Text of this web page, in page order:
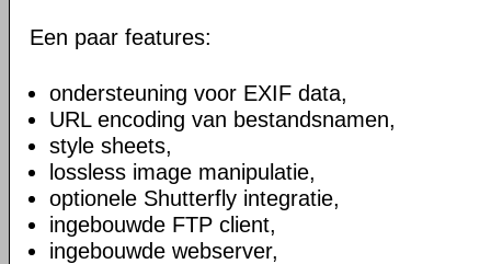
Een paar features:
ondersteuning voor EXIF data,
URL encoding van bestandsnamen,
style sheets,
lossless image manipulatie,
optionele Shutterfly integratie,
ingebouwde FTP client,
ingebouwde webserver,